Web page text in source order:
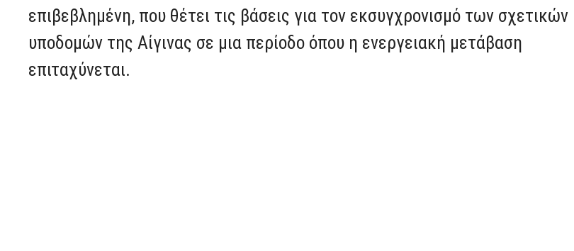
επιβεβλημένη, που θέτει τις βάσεις για τον εκσυγχρονισμό των σχετικών
υποδομών της Αίγινας σε μια περίοδο όπου η ενεργειακή μετάβαση
επιταχύνεται.